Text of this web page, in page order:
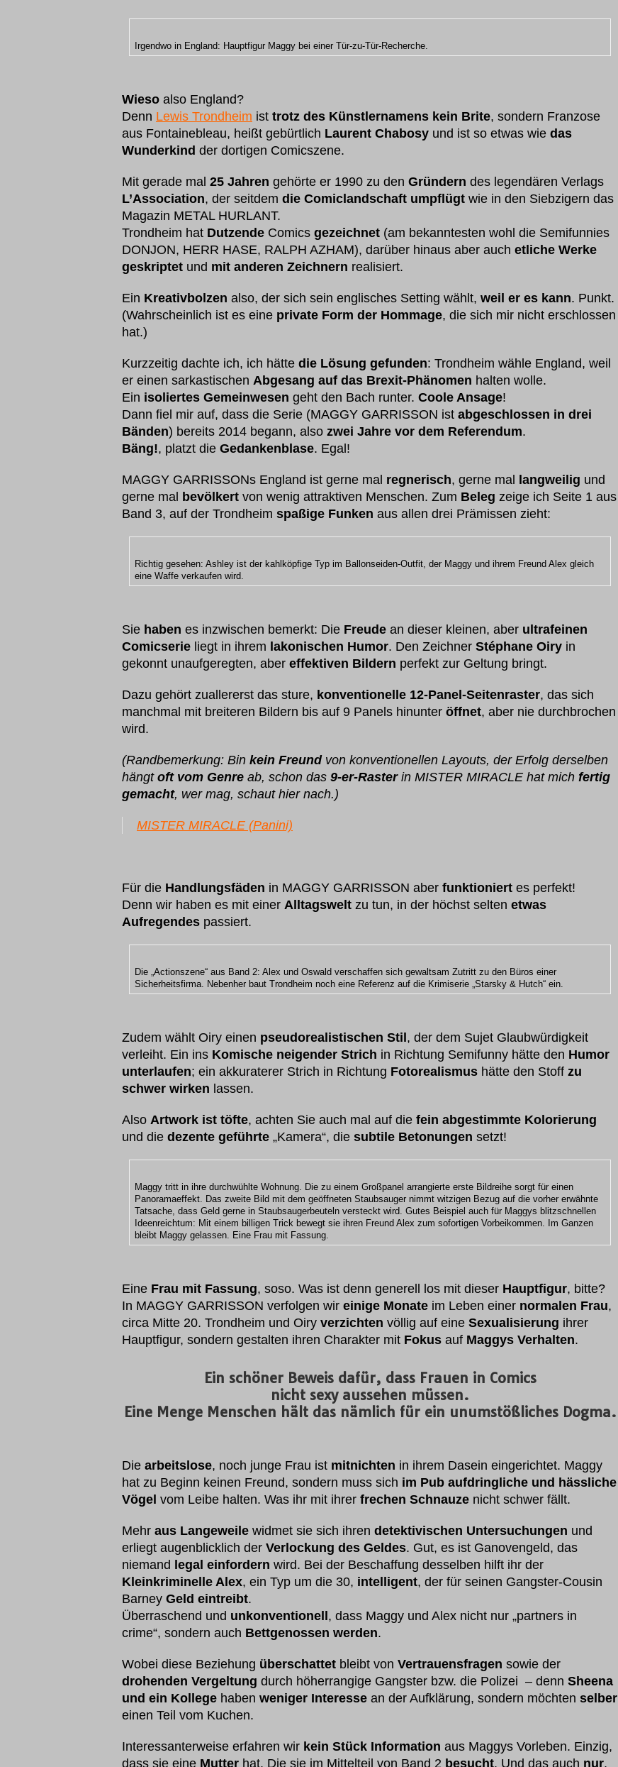
Irgendwo in England: Hauptfigur Maggy bei einer Tür-zu-Tür-Recherche.
Wieso also England?
Denn Lewis Trondheim ist trotz des Künstlernamens kein Brite, sondern Franzose
aus Fontainebleau, heißt gebürtlich Laurent Chabosy und ist so etwas wie das
Wunderkind der dortigen Comicszene.
Mit gerade mal 25 Jahren gehörte er 1990 zu den Gründern des legendären Verlags
L’Association, der seitdem die Comiclandschaft umpflügt wie in den Siebzigern das
Magazin METAL HURLANT.
Trondheim hat Dutzende Comics gezeichnet (am bekanntesten wohl die Semifunnies
DONJON, HERR HASE, RALPH AZHAM), darüber hinaus aber auch etliche Werke
geskriptet und mit anderen Zeichnern realisiert.
Ein Kreativbolzen also, der sich sein englisches Setting wählt, weil er es kann. Punkt.
(Wahrscheinlich ist es eine private Form der Hommage, die sich mir nicht erschlossen
hat.)
Kurzzeitig dachte ich, ich hätte die Lösung gefunden: Trondheim wähle England, weil
er einen sarkastischen Abgesang auf das Brexit-Phänomen halten wolle.
Ein isoliertes Gemeinwesen geht den Bach runter. Coole Ansage!
Dann fiel mir auf, dass die Serie (MAGGY GARRISSON ist abgeschlossen in drei
Bänden) bereits 2014 begann, also zwei Jahre vor dem Referendum.
Bäng!, platzt die Gedankenblase. Egal!
MAGGY GARRISSONs England ist gerne mal regnerisch, gerne mal langweilig und
gerne mal bevölkert von wenig attraktiven Menschen. Zum Beleg zeige ich Seite 1 aus
Band 3, auf der Trondheim spaßige Funken aus allen drei Prämissen zieht:
Richtig gesehen: Ashley ist der kahlköpfige Typ im Ballonseiden-Outfit, der Maggy und ihrem Freund Alex gleich
eine Waffe verkaufen wird.
Sie haben es inzwischen bemerkt: Die Freude an dieser kleinen, aber ultrafeinen
Comicserie liegt in ihrem lakonischen Humor. Den Zeichner Stéphane Oiry in
gekonnt unaufgeregten, aber effektiven Bildern perfekt zur Geltung bringt.
Dazu gehört zuallererst das sture, konventionelle 12-Panel-Seitenraster, das sich
manchmal mit breiteren Bildern bis auf 9 Panels hinunter öffnet, aber nie durchbrochen
wird.
(Randbemerkung: Bin kein Freundvon konventionellen Layouts, der Erfolg derselben
hängt oft vom Genre ab, schon das 9-er-Rasterin MISTER MIRACLE hat mich fertig
gemacht, wer mag, schaut hier nach.)
MISTER MIRACLE (Panini)
Für die Handlungsfäden in MAGGY GARRISSON aber funktioniert es perfekt!
Denn wir haben es mit einer Alltagswelt zu tun, in der höchst selten etwas
Aufregendes passiert.
Die „Actionszene“ aus Band 2: Alex und Oswald verschaffen sich gewaltsam Zutritt zu den Büros einer
Sicherheitsfirma. Nebenher baut Trondheim noch eine Referenz auf die Krimiserie „Starsky & Hutch“ ein.
Zudem wählt Oiry einen pseudorealistischen Stil , der dem Sujet Glaubwürdigkeit
verleiht. Ein ins Komische neigender Strich in Richtung Semifunny hätte den Humor
unterlaufen; ein akkuraterer Strich in Richtung Fotorealismus hätte den Stoff zu
schwer wirken lassen.
Also Artwork ist töfte, achten Sie auch mal auf die fein abgestimmte Kolorierung
und die dezente geführte „Kamera“, die subtile Betonungen setzt!
Maggy tritt in ihre durchwühlte Wohnung. Die zu einem Großpanel arrangierte erste Bildreihe sorgt für einen
Panoramaeffekt. Das zweite Bild mit dem geöffneten Staubsauger nimmt witzigen Bezug auf die vorher erwähnte
Tatsache, dass Geld gerne in Staubsaugerbeuteln versteckt wird. Gutes Beispiel auch für Maggys blitzschnellen
Ideenreichtum: Mit einem billigen Trick bewegt sie ihren Freund Alex zum sofortigen Vorbeikommen. Im Ganzen
bleibt Maggy gelassen. Eine Frau mit Fassung.
Eine Frau mit Fassung, soso. Was ist denn generell los mit dieser Hauptfigur, bitte?
In MAGGY GARRISSON verfolgen wir einige Monate im Leben einer normalen Frau,
circa Mitte 20. Trondheim und Oiry verzichten völlig auf eine Sexualisierung ihrer
Hauptfigur, sondern gestalten ihren Charakter mit Fokus auf Maggys Verhalten.
Ein schöner Beweis dafür, dass Frauen in Comics
nicht sexy aussehen müssen.
Eine Menge Menschen hält das nämlich für ein unumstößliches Dogma.
Die arbeitslose, noch junge Frau ist mitnichten in ihrem Dasein eingerichtet. Maggy
hat zu Beginn keinen Freund, sondern muss sich im Pub aufdringliche und hässliche
Vögel vom Leibe halten. Was ihr mit ihrer frechen Schnauze nicht schwer fällt.
Mehr aus Langeweile widmet sie sich ihren detektivischen Untersuchungen und
erliegt augenblicklich der Verlockung des Geldes. Gut, es ist Ganovengeld, das
niemand legal einfordern wird. Bei der Beschaffung desselben hilft ihr der
Kleinkriminelle Alex, ein Typ um die 30, intelligent, der für seinen Gangster-Cousin
Barney Geld eintreibt.
Überraschend und unkonventionell , dass Maggy und Alex nicht nur „partners in
crime“, sondern auch Bettgenossen werden.
Wobei diese Beziehung überschattet bleibt von Vertrauensfragen sowie der
drohenden Vergeltung durch höherrangige Gangster bzw. die Polizei – denn Sheena
und ein Kollege haben weniger Interesse an der Aufklärung, sondern möchten selber
einen Teil vom Kuchen.
Interessanterweise erfahren wir kein Stück Information aus Maggys Vorleben. Einzig,
dass sie eine Mutter hat. Die sie im Mittelteil von Band 2 besucht. Und das auch nur,